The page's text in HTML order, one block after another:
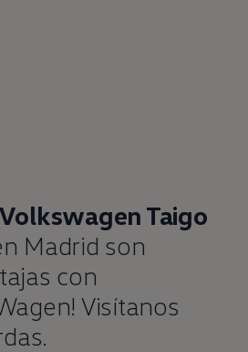
Taigo
Madrid son
con
Visítanos